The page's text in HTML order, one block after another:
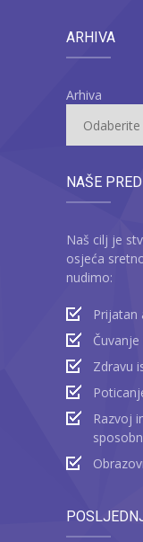
ARHIVA
Arhiva
NAŠE
Naš cilj je
osjeća
nudimo:
Prijatan
Zdravu
Razvoj